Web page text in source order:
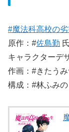
#魔法科高校の
原作：#佐島勤 氏
キャラクターデ
作画：#きたう
構成：#林ふみ